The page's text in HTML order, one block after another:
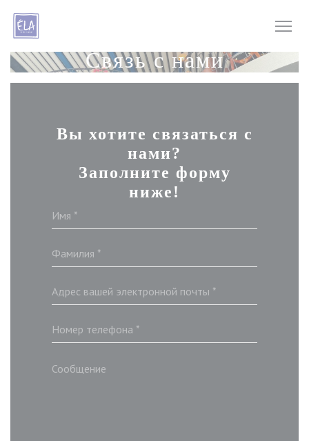
Панель управления cookies
Связь с нами
Вы хотите связаться с
нами?
Заполните форму
ниже!